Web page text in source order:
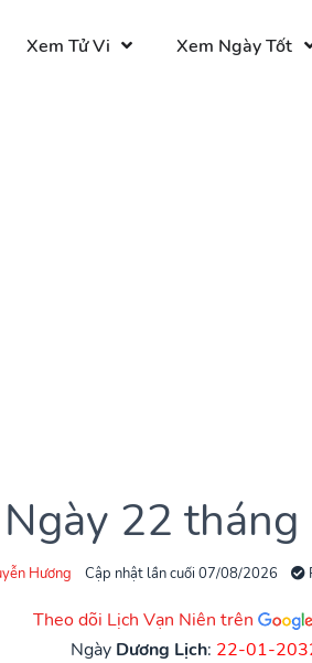
Xem Tử Vi Xem Ngày Tốt
22
Hương Cập nhật lần cuối 07/08/2026
Theo dõi Lịch Vạn Niên trên
Ngày Dương Lịch: 22-01-